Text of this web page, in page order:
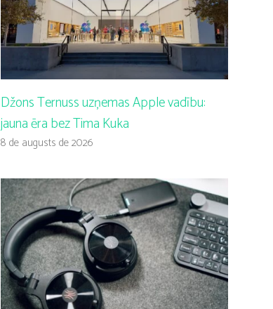
Džons Ternuss uzņemas Apple vadību:
jauna ēra bez Tima Kuka
8 de augusts de 2026